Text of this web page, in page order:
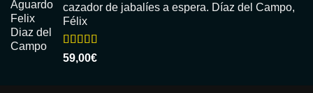
cazador de jabalíes a espera. Díaz del Campo,
Félix
Valorado
con
59,00€